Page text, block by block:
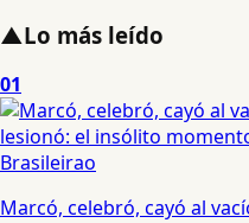
▲Lo más leído
01
Marcó, celebró, cayó al